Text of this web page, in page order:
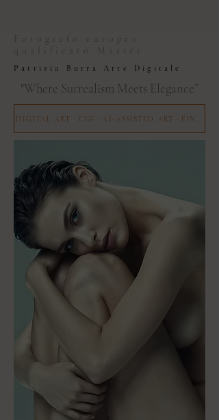
Fotografo europeo
qualificato Master
Patrizia Burra Arte Digitale
"Where Surrealism Meets Elegance”
DIGITAL ART · CGI · AI-ASSISTED ART · FINE